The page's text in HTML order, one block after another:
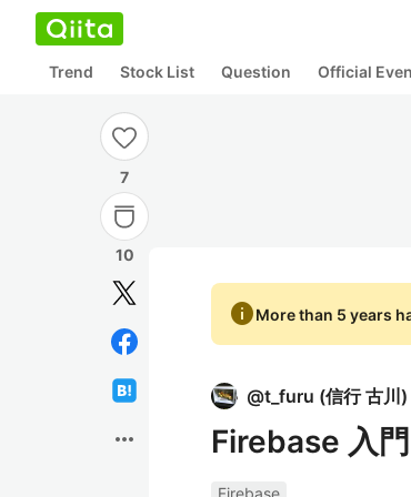
Trend Stock List Question Official
7
10
more_horiz
infoMore than 5 years
@t_furu (信行 古川 )
Firebase 入
Firebase